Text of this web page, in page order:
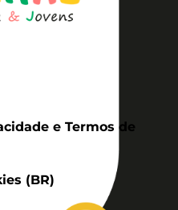
e Termos de
(BR)